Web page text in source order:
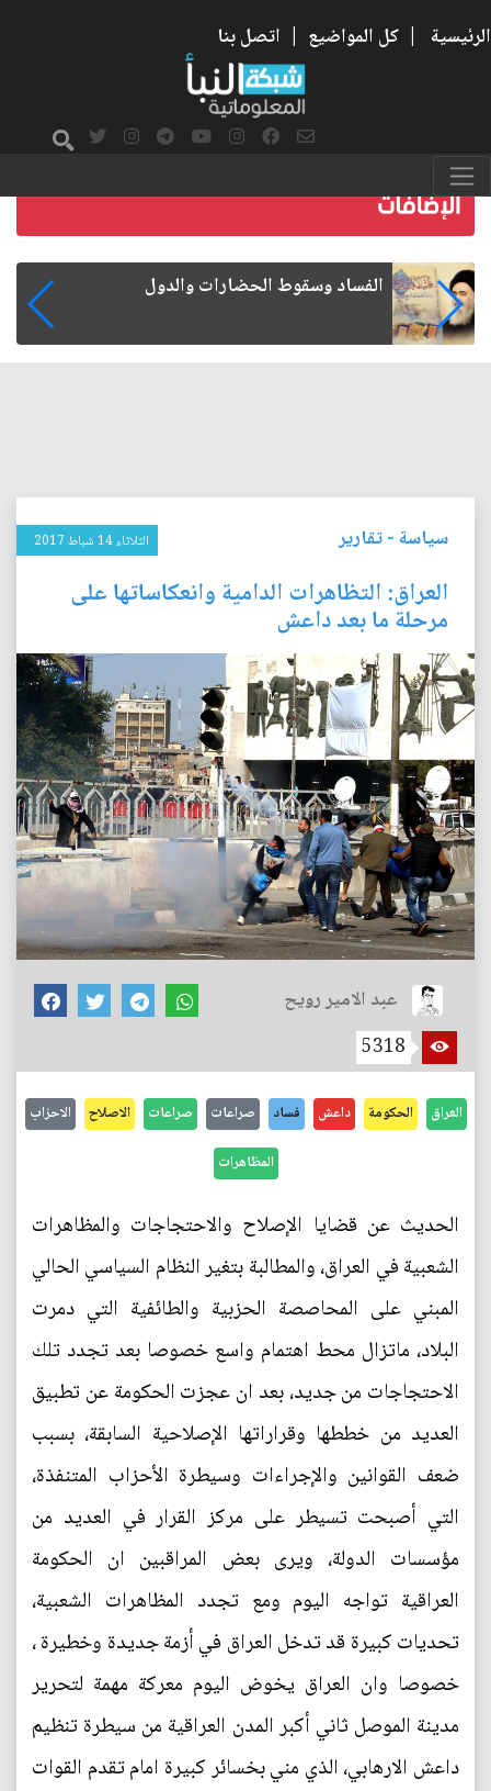
الرئيسية | كل المواضيع | اتصل بنا
رواتب الموظفين على صفيح ساخن
سياسة-تقارير الثلاثاء 14 شباط 2017
العراق: التظاهرات الدامية وانعكاساتها على
مرحلة ما بعد داعش
عبد الامير رويح
5318
العراق الحكومة داعش فساد صراعات صراعات الاصلاح الاحزاب
المظاهرات
الحديث عن قضايا الإصلاح والاحتجاجات والمظاهرات
الشعبية في العراق، والمطالبة بتغير النظام السياسي الحالي
المبني على المحاصصة الحزبية والطائفية التي دمرت
البلاد، ماتزال محط اهتمام واسع خصوصا بعد تجدد تلك
الاحتجاجات من جديد، بعد ان عجزت الحكومة عن تطبيق
العديد من خططها وقراراتها الإصلاحية السابقة، بسبب
ضعف القوانين والإجراءات وسيطرة الأحزاب المتنفذة،
التي أصبحت تسيطر على مركز القرار في العديد من
مؤسسات الدولة، ويرى بعض المراقبين ان الحكومة
العراقية تواجه اليوم ومع تجدد المظاهرات الشعبية،
تحديات كبيرة قد تدخل العراق في أزمة جديدة وخطيرة ،
خصوصا وان العراق يخوض اليوم معركة مهمة لتحرير
مدينة الموصل ثاني أكبر المدن العراقية من سيطرة تنظيم
داعش الارهابي، الذي مني بخسائر كبيرة امام تقدم القوات